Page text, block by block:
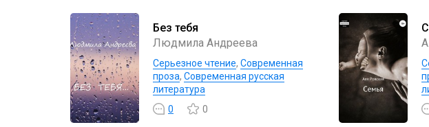
Без тебя
Людмила Андреева
Серьезное чтение, Современная
проза, Современная русская
литература
0
0